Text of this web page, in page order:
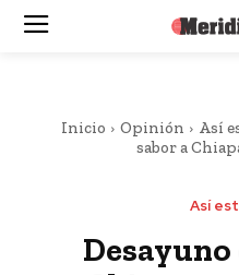
Inicio Opinión Así
sabor a
Así
Desayuno